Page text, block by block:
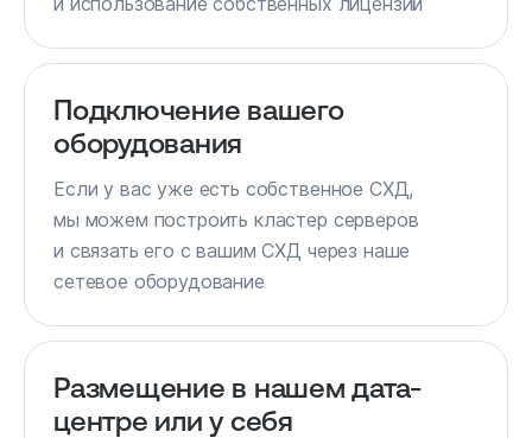
Подключение вашего
оборудования
Если у вас уже есть собственное СХД,
мы можем построить кластер серверов
и связать его с вашим СХД через наше
сетевое оборудование
Размещение в нашем дата-
центре или у себя